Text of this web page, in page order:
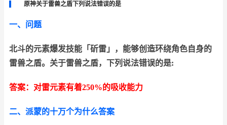
原神关于雷兽之盾下列说法错误的是
一、问题
北斗的元素爆发技能「斫雷」，能够创造环绕角色自身的
雷兽之盾。关于雷兽之盾，下列说法错误的是:
答案：对雷元素有着250%的吸收能力
二、派蒙的十万个为什么答案